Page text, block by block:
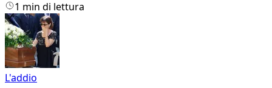
1 min di lettura
L'addio